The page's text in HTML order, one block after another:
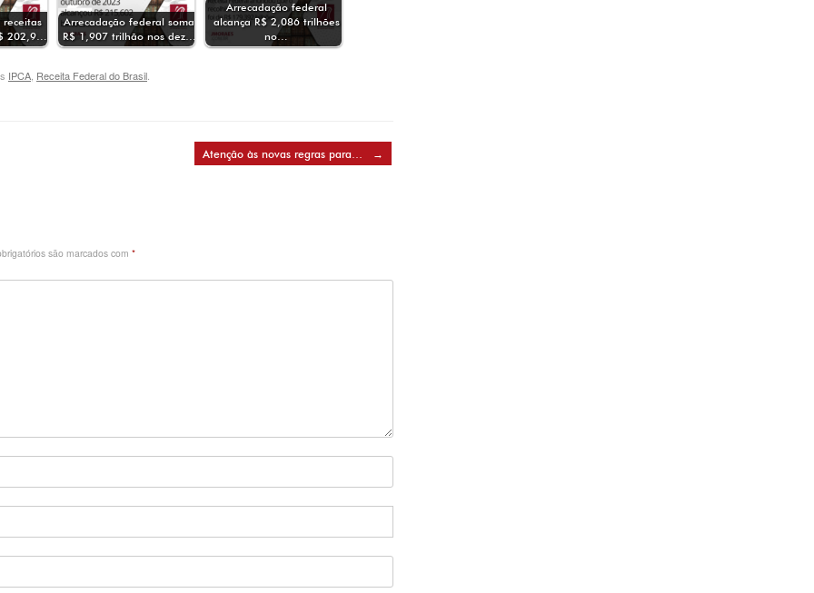
receitas
202,9…
Arrecadação federal soma
R$ 1,907 trilhão nos dez…
Arrecadação federal
alcança R$ 2,086 trilhões
no…
IPCA Receita Federal do Brasil
Atenção às novas regras para… →
são marcados com *